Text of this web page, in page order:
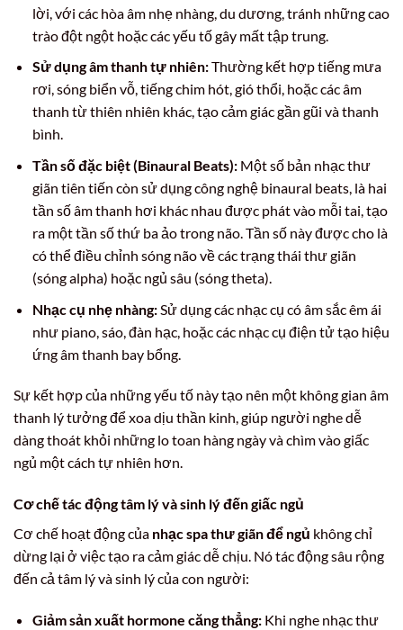
lời, với các hòa âm nhẹ nhàng, du dương, tránh những cao
trào đột ngột hoặc các yếu tố gây mất tập trung.
Sử dụng âm thanh tự nhiên:Thường kết hợp tiếng mưa
rơi, sóng biển vỗ, tiếng chim hót, gió thổi, hoặc các âm
thanh từ thiên nhiên khác, tạo cảm giác gần gũi và thanh
bình.
Tần số đặc biệt (Binaural Beats):Một số bản nhạc thư
giãn tiên tiến còn sử dụng công nghệ binaural beats, là hai
tần số âm thanh hơi khác nhau được phát vào mỗi tai, tạo
ra một tần số thứ ba ảo trong não. Tần số này được cho là
có thể điều chỉnh sóng não về các trạng thái thư giãn
(sóng alpha) hoặc ngủ sâu (sóng theta).
Nhạc cụ nhẹ nhàng:Sử dụng các nhạc cụ có âm sắc êm ái
như piano, sáo, đàn hạc, hoặc các nhạc cụ điện tử tạo hiệu
ứng âm thanh bay bổng.
Sự kết hợp của những yếu tố này tạo nên một không gian âm
thanh lý tưởng để xoa dịu thần kinh, giúp người nghe dễ
dàng thoát khỏi những lo toan hàng ngày và chìm vào giấc
ngủ một cách tự nhiên hơn.
Cơ chế tác động tâm lý và sinh lý đến giấc ngủ
Cơ chế hoạt động của nhạc spa thư giãn để ngủ không chỉ
dừng lại ở việc tạo ra cảm giác dễ chịu. Nó tác động sâu rộng
đến cả tâm lý và sinh lý của con người:
Giảm sản xuất hormone căng thẳng:Khi nghe nhạc thư